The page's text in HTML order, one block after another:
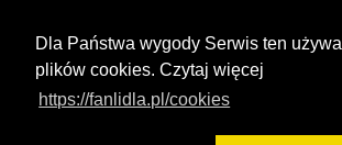
Dla Państwa wygody Serwis ten używa
plików cookies. Czytaj więcej
https://fanlidla.pl/cookies